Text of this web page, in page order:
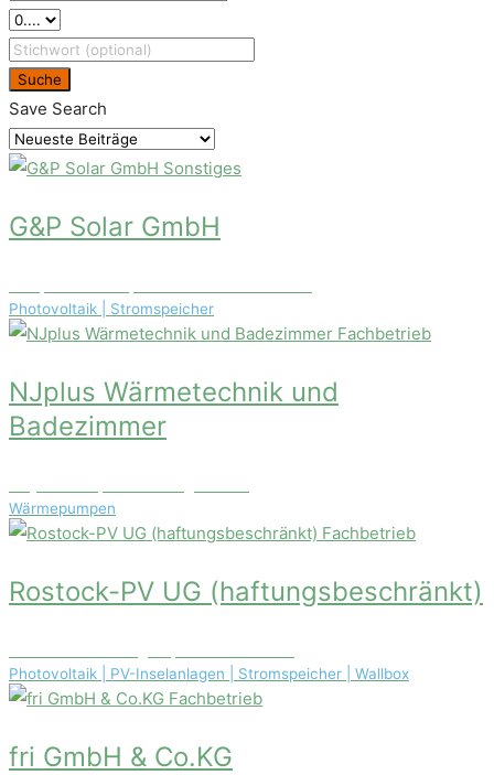
Suche
Save Search
Sonstiges
G&P Solar GmbH
Photovoltaik | Stromspeicher
Fachbetrieb
NJplus Wärmetechnik und
Badezimmer
Wärmepumpen
Fachbetrieb
Rostock-PV UG (haftungsbeschränkt)
Photovoltaik | PV-Inselanlagen | Stromspeicher | Wallbox
Fachbetrieb
fri GmbH & Co.KG